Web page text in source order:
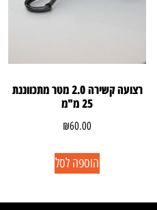
רצועה קשירה 2.0 מטר מתכווננת
25 מ"מ
₪60.00
הוספה לסל